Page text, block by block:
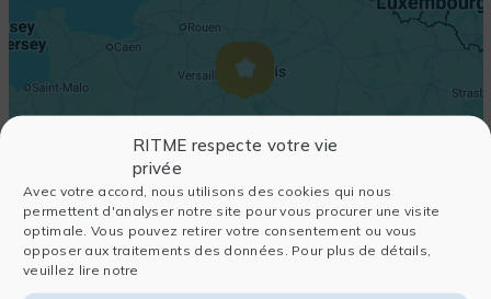
RITME respecte votre vie
privée
Avec votre accord, nous utilisons des cookies qui nous
permettent d'analyser notre site pour vous procurer une visite
optimale. Vous pouvez retirer votre consentement ou vous
opposer aux traitements des données. Pour plus de détails,
veuillez lire notre